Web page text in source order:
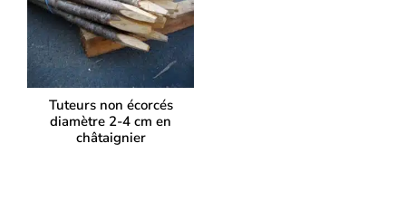
Tuteurs non écorcés
diamètre 2-4 cm en
châtaignier